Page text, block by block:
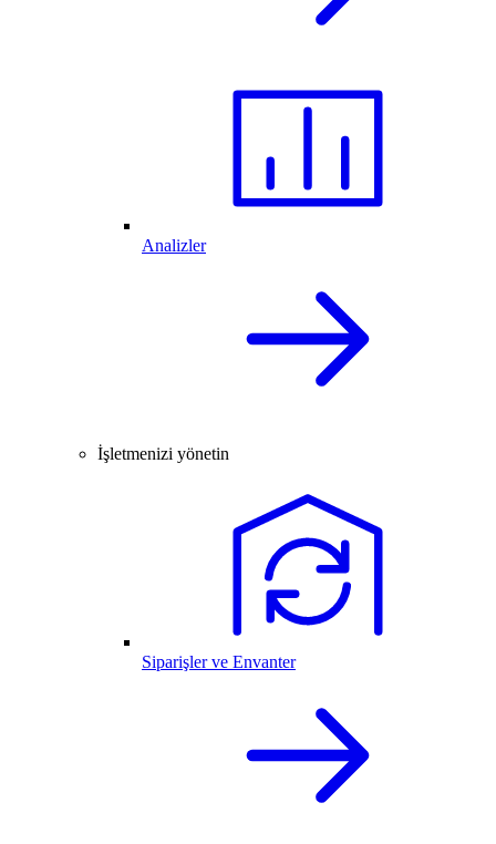
Analizler
İşletmenizi yönetin
Siparişler ve Envanter